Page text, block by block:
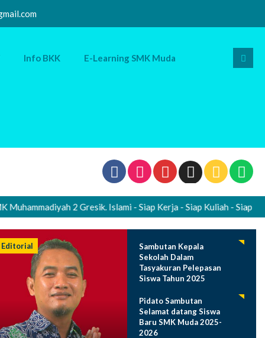
Info BKK E-Learning SMK Muda
2 Gresik. Islami - Siap Kerja - Siap Kuliah - Siap
Editorial
Sambutan Kepala
Sekolah Dalam
Tasyakuran Pelepasan
Siswa Tahun 2025
Pidato Sambutan
Selamat datang Siswa
Baru SMK Muda 2025-
2026